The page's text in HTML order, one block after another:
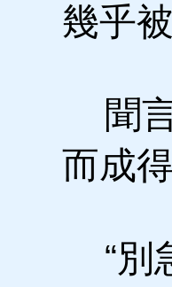
幾乎
聞言
而成
“別